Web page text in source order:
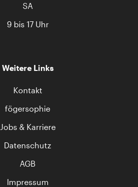
SA
9 bis 17 Uhr
Weitere Links
Kontakt
fögersophie
Jobs & Karriere
Datenschutz
AGB
Impressum